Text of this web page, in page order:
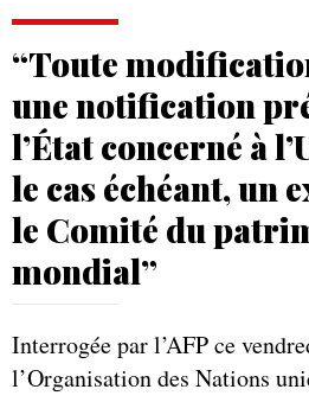
“Toute
une notification
l’État concerné à
le cas échéant, un
le Comité du
mondial”
Interrogée par l’AFP ce
l’Organisation des Nations